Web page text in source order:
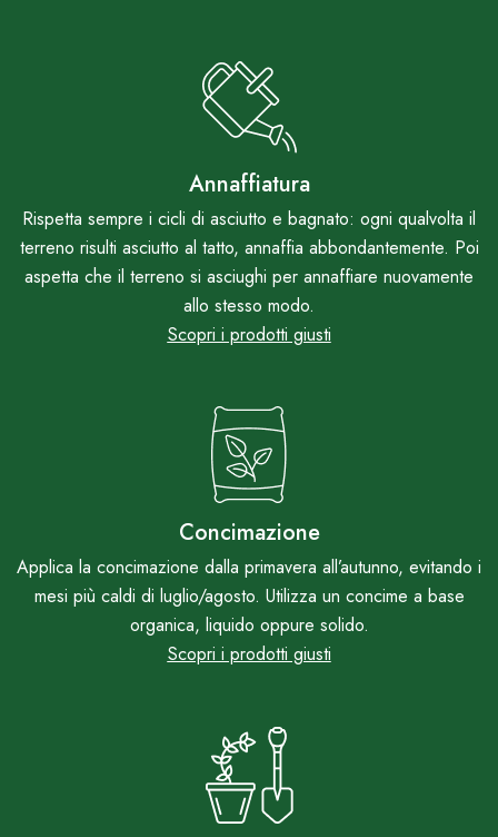
Annaffiatura
Rispetta sempre i cicli di asciutto e bagnato: ogni qualvolta il
terreno risulti asciutto al tatto, annaffia abbondantemente. Poi
aspetta che il terreno si asciughi per annaffiare nuovamente
allo stesso modo.
Scopri i prodotti giusti
Concimazione
Applica la concimazione dalla primavera all’autunno, evitando i
mesi più caldi di luglio/agosto. Utilizza un concime a base
organica, liquido oppure solido.
Scopri i prodotti giusti